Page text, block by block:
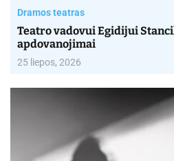
Dramos teatras
Teatro vadovui Egidijui
apdovanojimai
25 liepos, 2026